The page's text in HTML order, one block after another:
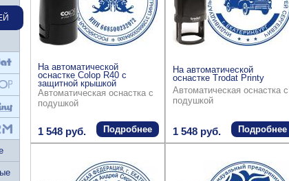
На автоматической
оснастке Colop R40 с
защитной крышкой
Автоматическая оснастка с
подушкой
1 548 руб. Подробнее
На автоматической
оснастке Trodat Printy
Автоматическая оснастка с
подушкой
1 548 руб. Подробнее